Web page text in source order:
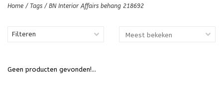
Home / Tags / BN Interior Affairs behang 218692
Filteren
Geen producten gevonden!...